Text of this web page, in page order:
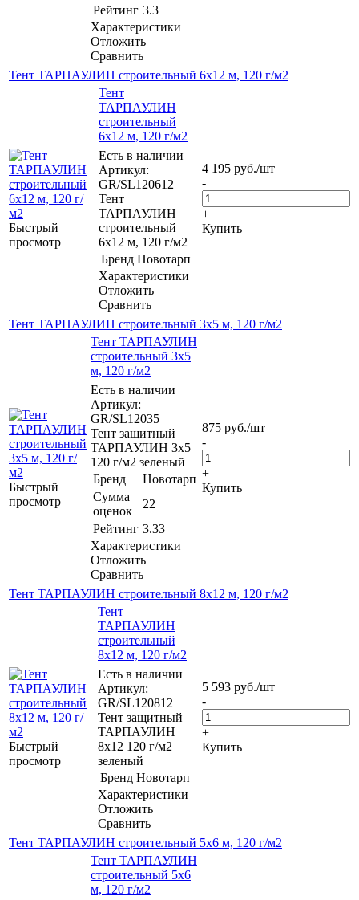
Рейтинг 3.3
Характеристики
Отложить
Сравнить
Тент ТАРПАУЛИН строительный 6х12 м, 120 г/м2
Быстрый
просмотр
Тент
ТАРПАУЛИН
строительный
6х12 м, 120 г/м2
Есть в наличии
Артикул:
GR/SL120612
Тент
ТАРПАУЛИН
строительный
6х12 м, 120 г/м2
Бренд Новотарп
Характеристики
Отложить
Сравнить
4 195 руб./шт
-
+
Купить
Тент ТАРПАУЛИН строительный 3х5 м, 120 г/м2
Быстрый
просмотр
Тент ТАРПАУЛИН
строительный 3х5
м, 120 г/м2
Есть в наличии
Артикул:
GR/SL12035
Тент защитный
ТАРПАУЛИН 3х5
120 г/м2 зеленый
Бренд
Новотарп
Сумма
оценок
22
Рейтинг 3.33
Характеристики
Отложить
Сравнить
875 руб./шт
-
+
Купить
Тент ТАРПАУЛИН строительный 8х12 м, 120 г/м2
Быстрый
просмотр
Тент
ТАРПАУЛИН
строительный
8х12 м, 120 г/м2
Есть в наличии
Артикул:
GR/SL120812
Тент защитный
ТАРПАУЛИН
8х12 120 г/м2
зеленый
Бренд Новотарп
Характеристики
Отложить
Сравнить
5 593 руб./шт
-
+
Купить
Тент ТАРПАУЛИН строительный 5х6 м, 120 г/м2
Тент ТАРПАУЛИН
строительный 5х6
м, 120 г/м2